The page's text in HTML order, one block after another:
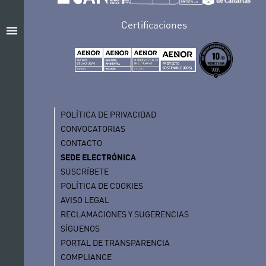
menu Certificaciones
POLÍTICA DE PRIVACIDAD
CONVOCATORIAS
CONTACTO
SEDE ELECTRÓNICA
SUSCRÍBETE
POLÍTICA DE COOKIES
AVISO LEGAL
RECLAMACIONES Y SUGERENCIAS
SÍGUENOS
PORTAL DE TRANSPARENCIA
COMPLIANCE